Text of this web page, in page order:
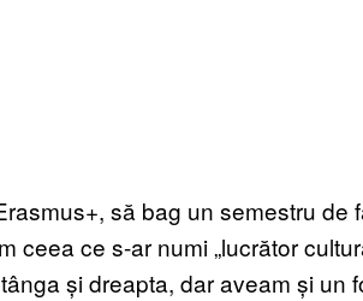
să bag un semestru de
ceea ce s-ar numi „lucrător
și dreapta, dar aveam și un